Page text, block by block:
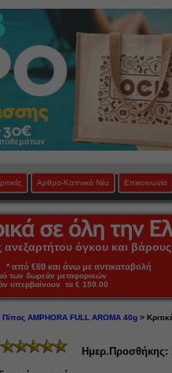
Αρθρα-Καπνικά Νέα Επικοινωνία
όγκου και
από €69 και άνω με αντικαταβολή
των δωρεάν μεταφορικών
υπερβαίνουν τα € 150.00
AMPHORA FULL AROMA 40g>
Ημερ.Προσθήκης: